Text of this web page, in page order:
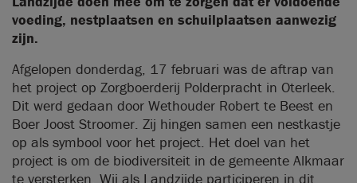
voeding, nestplaatsen en schuilplaatsen aanwezig
zijn.
Afgelopen donderdag, 17 februari was de aftrap van
het project op Zorgboerderij Polderpracht in Oterleek.
Dit werd gedaan door Wethouder Robert te Beest en
Boer Joost Stroomer. Zij hingen samen een nestkastje
op als symbool voor het project. Het doel van het
project is om de biodiversiteit in de gemeente Alkmaar
te versterken. Wij als Landzijde participeren in dit